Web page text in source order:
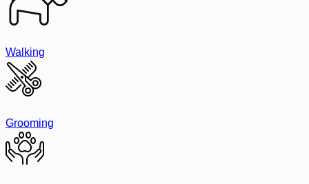
Walking
Grooming